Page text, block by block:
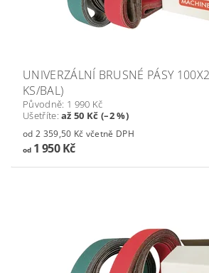
UNIVERZÁLNÍ BRUSNÉ PÁSY
KS/BAL)
Původně: 1 990 Kč
Ušetříte:až 50 Kč (–2 %)
od 2 359,50 Kč včetně DPH
od1 950 Kč